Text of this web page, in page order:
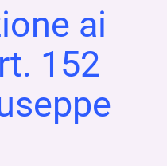
ai
152